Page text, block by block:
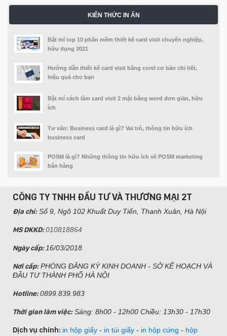
KIẾN THỨC IN ẤN
Bật mí top 10 phần mềm thiết kế card visit chuyên nghiệp,
hữu dụng 2021
Hướng dẫn thiết kế card visit bằng corel cơ bản chi tiết,
hiệu quả cho bạn
Bật mí cách làm card visit 2 mặt bằng word đơn giản, hữu
ích
Tư vấn: Business card là gì? Vai trò, thông tin hữu ích
business card
POSM là gì? Những thông tin hữu ích về POSM marketing
bán hàng
CÔNG TY TNHH ĐẦU TƯ VÀ THƯƠNG MẠI 2T
Địa chỉ:Số 9, Ngõ 102 Khuất Duy Tiến, Thanh Xuân, Hà Nội​
MS DKKD:010818864
Ngày cấp: 16/03/2018
Nơi cấp:PHÒNG ĐĂNG KÝ KINH DOANH - SỞ KẾ HOẠCH VÀ
ĐẦU TƯ THÀNH PHỐ HÀ NỘI
Hotline:0899.839.983
Thời gian làm việc:Sáng: 8h00 - 12h00 Chiều: 13h30 - 17h30
Dịch vụ chính: in hộp giấy - in túi giấy - in hộp cứng - hộp